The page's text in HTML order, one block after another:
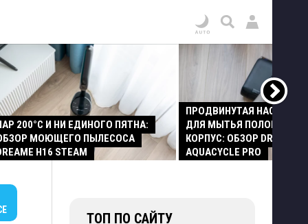
200°C И НИ ЕДИНОГО ПЯТНА:
МОЮЩЕГО ПЫЛЕСОСА
H16 STEAM
ПРОДВИНУТАЯ НАСАДКА
ДЛЯ МЫТЬЯ ПОЛОВ И
КОРПУС: ОБЗОР DREAME
AQUACYCLE PRO
ТОП ПО САЙТУ